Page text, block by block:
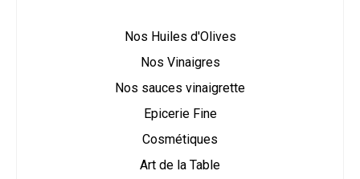
Nos Huiles d'Olives
Nos Vinaigres
Nos sauces vinaigrette
Epicerie Fine
Cosmétiques
Art de la Table